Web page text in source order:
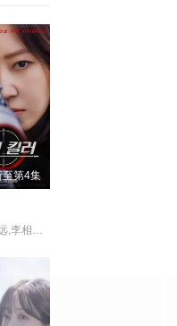
至第4集
孔晓振,郑浚远,李相二,成东日